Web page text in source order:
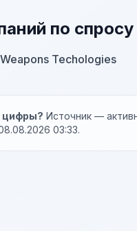
по
Techologies
цифры? Источник —
03:33.